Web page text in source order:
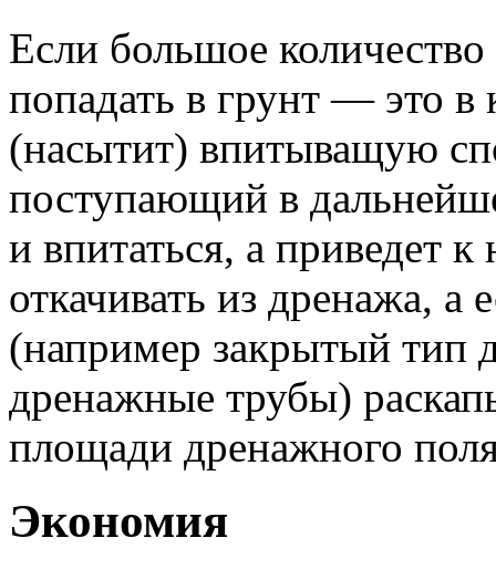
Если большое
попадать в грунт — это в
(насытит) впитыващую
поступающий в
и впитаться, а приведет
откачивать из дренажа, а
(например закрытый тип
дренажные трубы)
площади дренажного
Экономия